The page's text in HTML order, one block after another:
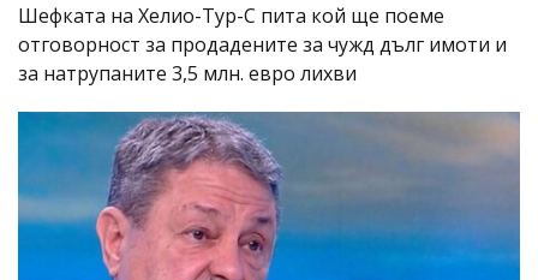
Шефката на Хелио-Тур-С пита кой ще поеме
отговорност за продадените за чужд дълг имоти и
за натрупаните 3,5 млн. евро лихви